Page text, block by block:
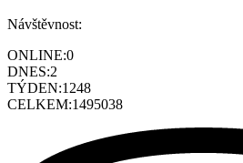
Návštěvnost:
ONLINE:0
DNES:2
TÝDEN:1248
CELKEM:1495038